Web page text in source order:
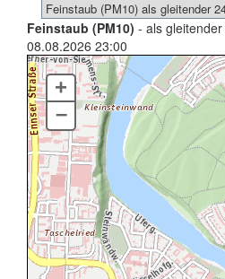
Feinstaub (PM10) - als
08.08.2026 23:00
+
–